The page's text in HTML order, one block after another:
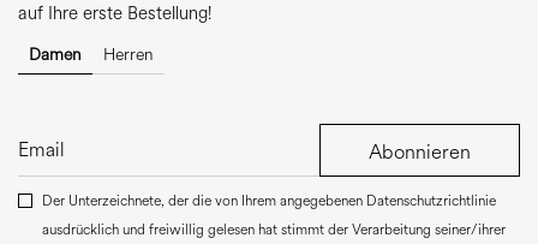
auf Ihre erste Bestellung!
Damen Herren
Abonnieren
Der Unterzeichnete, der die von Ihrem angegebenen Datenschutzrichtlinie
ausdrücklich und freiwillig gelesen hat stimmt der Verarbeitung seiner/ihrer